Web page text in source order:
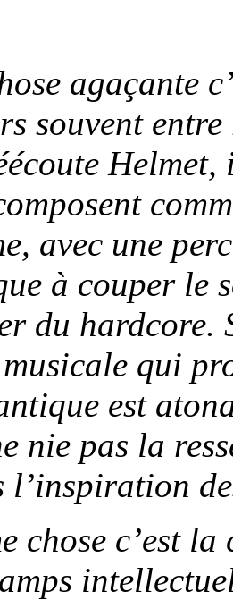
agaçante
souvent
avec une
à couper le
du hardcore.
qui
est
nie pas la
l’inspiration
chose c’est